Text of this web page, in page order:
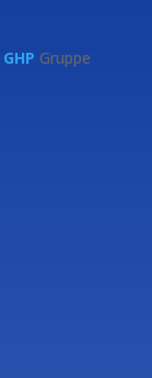
GHP Gruppe